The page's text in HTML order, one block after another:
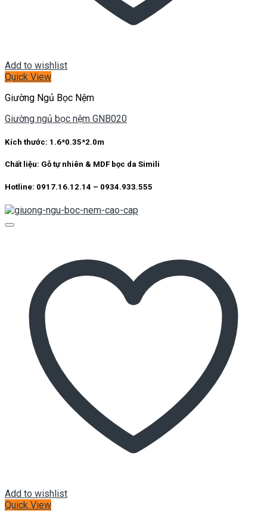
Add to wishlist
Quick View
Giường Ngủ Bọc Nệm
Giường ngủ bọc nệm GNB020
Kích thước: 1.6*0.35*2.0m
Chất liệu: Gỗ tự nhiên & MDF bọc da Simili
Hotline: 0917.16.12.14 – 0934.933.555
Add to wishlist
Quick View